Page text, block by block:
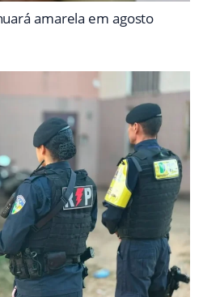
amarela em agosto